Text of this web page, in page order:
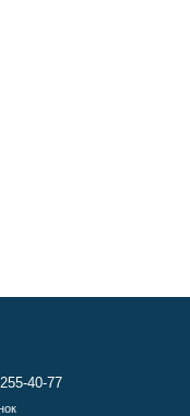
40-77